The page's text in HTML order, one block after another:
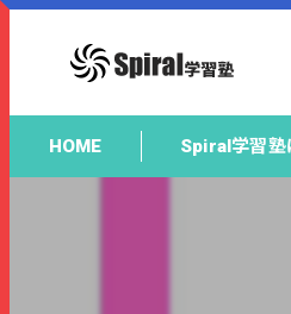
HOME Spiral学習塾